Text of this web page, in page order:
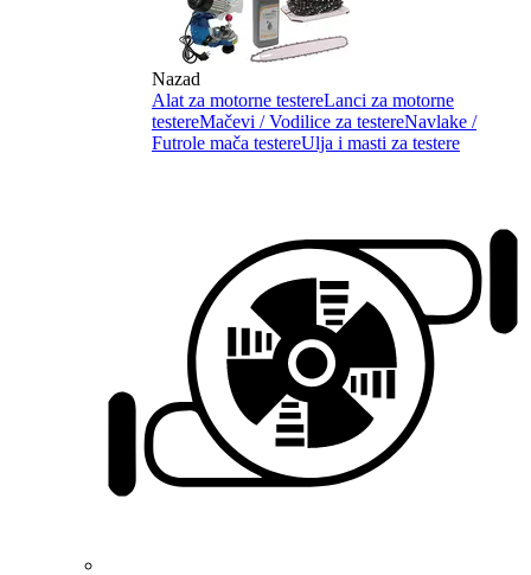
Nazad
Alat za motorne testereLanci za motorne
testereMačevi / Vodilice za testereNavlake /
Futrole mača testereUlja i masti za testere